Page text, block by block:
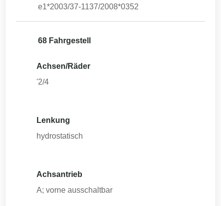
e1*2003/37-1137/2008*0352
68 Fahrgestell
Achsen/Räder
'2/4
Lenkung
hydrostatisch
Achsantrieb
A; vorne ausschaltbar